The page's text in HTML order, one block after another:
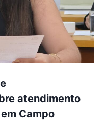
atendimento
Campo